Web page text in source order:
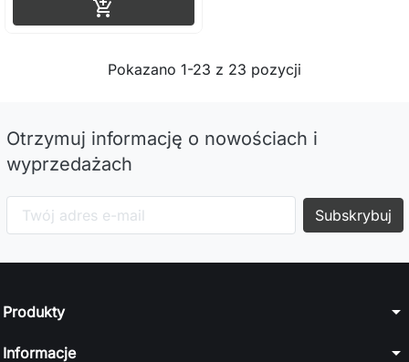

Pokazano 1-23 z 23 pozycji
Otrzymuj informację o nowościach i
wyprzedażach
Produkty arrow_drop_down
Informacje arrow_drop_down